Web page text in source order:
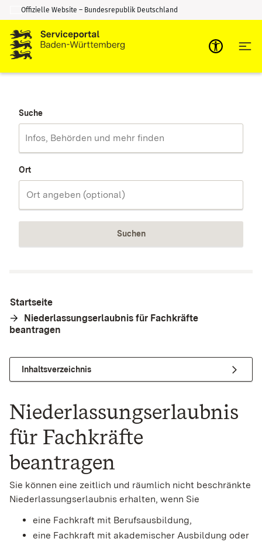
Zum Inhalt springen
Zur Suche springen
Offizielle Website – Bundesrepublik Deutschland
Suche
Ort
Suchen
Startseite
Niederlassungserlaubnis für Fachkräfte
beantragen
Inhaltsverzeichnis
Niederlassungserlaubnis
für Fachkräfte
beantragen
Sie können eine zeitlich und räumlich nicht beschränkte
Niederlassungserlaubnis erhalten, wenn Sie
eine Fachkraft mit Berufsausbildung,
eine Fachkraft mit akademischer Ausbildung oder